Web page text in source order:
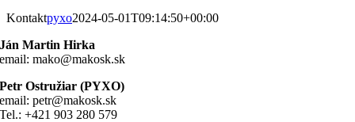
Kontaktpyxo2024-05-01T09:14:50+00:00
Ján Martin Hirka
email: mako@makosk.sk
Petr Ostružiar (PYXO)
email: petr@makosk.sk
Tel.: +421 903 280 579